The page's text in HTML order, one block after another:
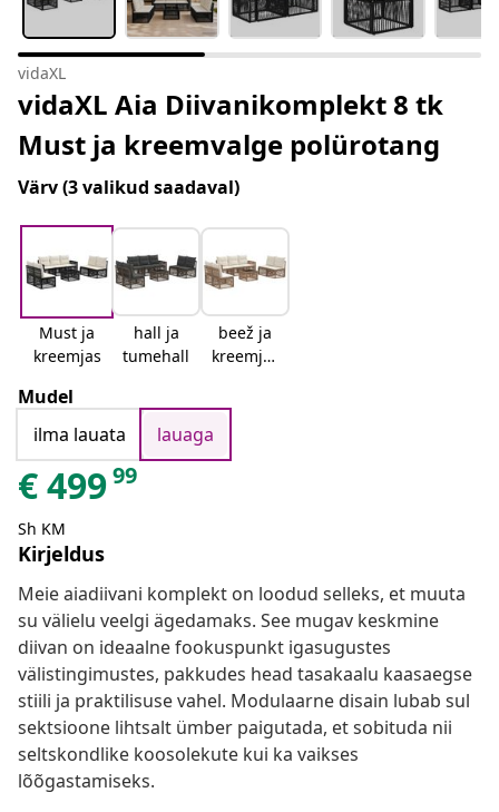
vidaXL
vidaXL Aia Diivanikomplekt 8 tk
Must ja kreemvalge polürotang
Värv(3 valikud saadaval)
Must ja
kreemjas
hall ja
tumehall
beež ja
kreemjas
Mudel
ilma lauata
lauaga
€49999
Sh KM
Kirjeldus
Meie aiadiivani komplekt on loodud selleks, et muuta
su välielu veelgi ägedamaks. See mugav keskmine
diivan on ideaalne fookuspunkt igasugustes
välistingimustes, pakkudes head tasakaalu kaasaegse
stiili ja praktilisuse vahel. Modulaarne disain lubab sul
sektsioone lihtsalt ümber paigutada, et sobituda nii
seltskondlike koosolekute kui ka vaikses
lõõgastamiseks.